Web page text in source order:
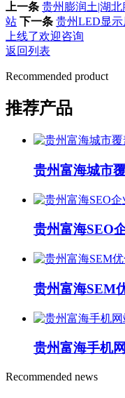
上一条 贵州膨润土|湖
站 下一条 贵州LED显
上线了欢迎咨询
返回列表
Recommended product
推荐产品
贵州富海城市
贵州富海SEO
贵州富海SEM
贵州富海手机
Recommended news